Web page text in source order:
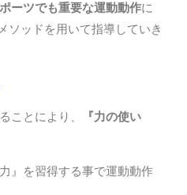
ーツでも重要な運動動作に
ソッドを用いて指導していき
ことにより、
『力の使い
』を習得する事で運動動作